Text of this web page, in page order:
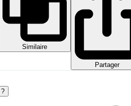
Similaire
Partager